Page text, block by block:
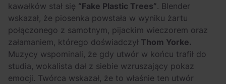
kawałków stał się “Fake Plastic Trees”. Blender
wskazał, że piosenka powstała w wyniku żartu
połączonego z samotnym, pijackim wieczorem oraz
załamaniem, którego doświadczył Thom Yorke.
Muzycy wspominali, że gdy utwór w końcu trafił do
studia, wokalista dał z siebie wzruszający pokaz
emocji. Twórca wskazał, że to właśnie ten utwór